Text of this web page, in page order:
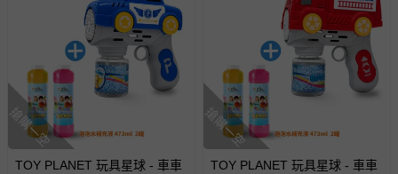
搶購一空
TOY PLANET 玩具星球 - 車車
搶購一空
TOY PLANET 玩具星球 - 車車